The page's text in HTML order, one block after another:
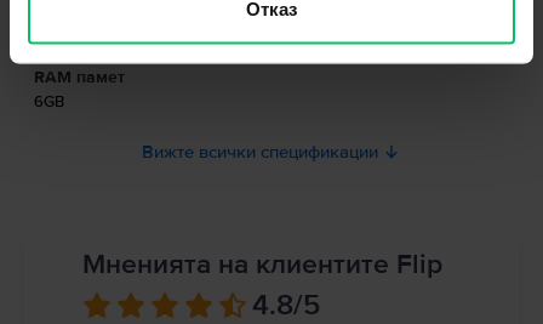
Отказ
Информация относно предупрежденията за безопасност
Nano-SIM
RAM памет
6GB
Вижте всички спецификации
Мненията на клиентите Flip
4.8/5